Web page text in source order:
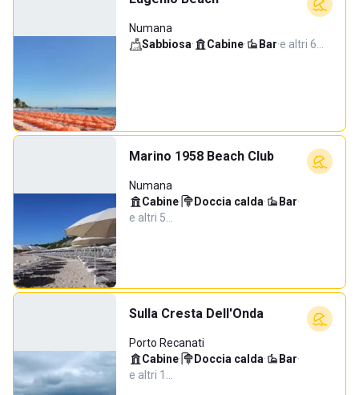
Numana
Sabbiosa· Cabine· Bar·e altri 6…
Marino 1958 Beach Club
Numana
Cabine· Doccia calda· Bar·
e altri 5…
Sulla Cresta Dell'Onda
Porto Recanati
Cabine· Doccia calda· Bar·
e altri 1…